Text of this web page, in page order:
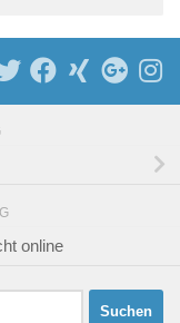
online